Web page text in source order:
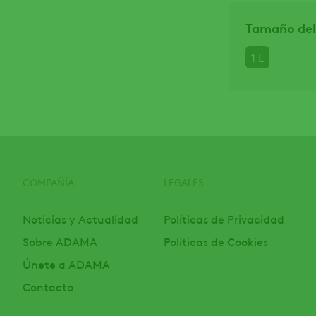
Tamaño
1 L
Noticias y Actualidad
Sobre ADAMA
Únete a ADAMA
Contacto
Políticas de Privacidad
Políticas de Cookies